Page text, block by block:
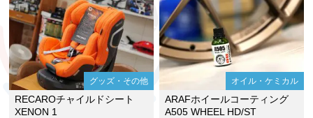
グッズ・その他
RECAROチャイルドシート
XENON 1
オイル・ケミカル
ARAFホイールコーティング
A505 WHEEL HD/ST